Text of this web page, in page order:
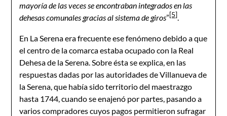
mayoría de las veces se encontraban integrados en las
dehesas comunales gracias al sistema de giros”[5].
En La Serena era frecuente ese fenómeno debido a que
el centro de la comarca estaba ocupado con la Real
Dehesa de la Serena. Sobre ésta se explica, en las
respuestas dadas por las autoridades de Villanueva de
la Serena, que había sido territorio del maestrazgo
hasta 1744, cuando se enajenó por partes, pasando a
varios compradores cuyos pagos permitieron sufragar